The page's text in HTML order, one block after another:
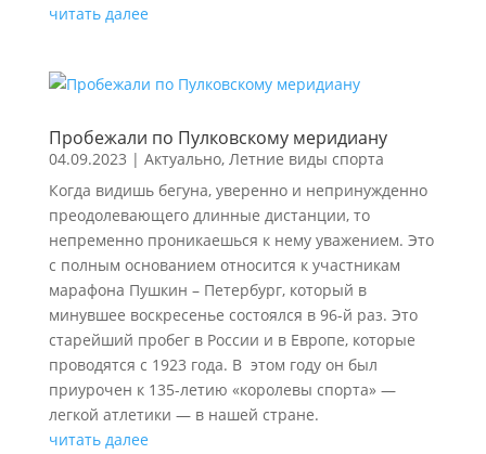
читать далее
Пробежали по Пулковскому меридиану
04.09.2023 | Актуально, Летние виды спорта
Когда видишь бегуна, уверенно и непринужденно
преодолевающего длинные дистанции, то
непременно проникаешься к нему уважением. Это
с полным основанием относится к участникам
марафона Пушкин – Петербург, который в
минувшее воскресенье состоялся в 96-й раз. Это
старейший пробег в России и в Европе, которые
проводятся с 1923 года. В этом году он был
приурочен к 135-летию «королевы спорта» —
легкой атлетики — в нашей стране.
читать далее